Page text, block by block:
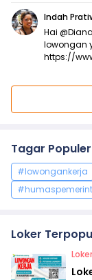
Indah
Hai
lowongan
https://
Tagar Populer
#lowongankerja
Loker
Loker